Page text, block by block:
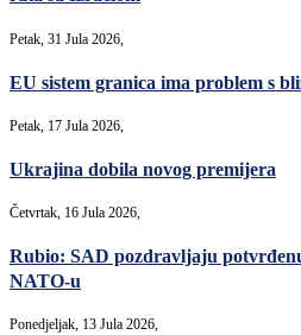
Petak, 31 Jula 2026,
EU sistem granica ima problem s
Petak, 17 Jula 2026,
Ukrajina dobila novog premijera
Četvrtak, 16 Jula 2026,
Rubio: SAD pozdravljaju
NATO-u
Ponedjeljak, 13 Jula 2026,